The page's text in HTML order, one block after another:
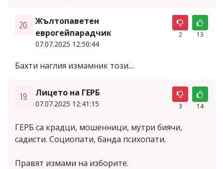
20.
Жълтопаветен
еврогейпарадчик
07.07.2025 12:50:44
2 13
Бахти наглия измамник този....
19. Лицето на ГЕРБ
07.07.2025 12:41:15 3 14
ГЕРБ са крадци, мошенници, мутри биячи,
садисти. Социопати, банда психопати.
Правят измами на изборите.